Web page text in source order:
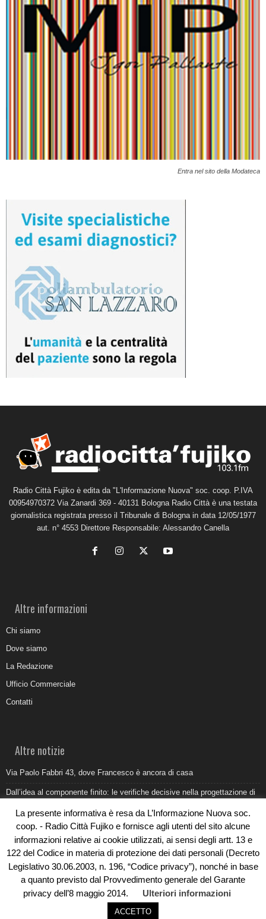
Entra nel sito della Modateca
Radio Città Fujiko è edita da "L'Informazione Nuova" soc. coop. P.IVA
00954970372 Via Zanardi 369 - 40131 Bologna Radio Città è una testata
giornalistica registrata presso il Tribunale di Bologna in data 12/05/1977
aut. n° 4553 Direttore Responsabile: Alessandro Canella
Altre informazioni
Chi siamo
Dove siamo
La Redazione
Ufficio Commerciale
Contatti
Altre notizie
Via Paolo Fabbri 43, dove Francesco è ancora di casa
Dall’idea al componente finito: le verifiche decisive nella progettazione di
Belvedere Marittimo e il report ARPACAL 2026 sulla qualità del mare
Come organizzare e allestire una camera ardente per l’ultimo saluto
Umidità di risalita in casa, come riconoscere i segnali veri
© Copyright 2019 - Rivoluzioni Digitali
La presente informativa è resa da L’Informazione Nuova soc.
coop. - Radio Città Fujiko e fornisce agli utenti del sito alcune
informazioni relative ai cookie utilizzati, ai sensi degli artt. 13 e
122 del Codice in materia di protezione dei dati personali (Decreto
Legislativo 30.06.2003, n. 196, “Codice privacy”), nonché in base
a quanto previsto dal Provvedimento generale del Garante
privacy dell’8 maggio 2014.
Ulteriori informazioni
ACCETTO